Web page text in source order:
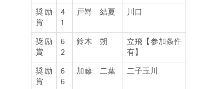
奨励
賞
4
1
戸嵜 結夏 川口
奨励
賞
6
2
鈴木 朔
立飛【参加条件
有】
奨励
賞
6
6
加藤 二葉 二子玉川